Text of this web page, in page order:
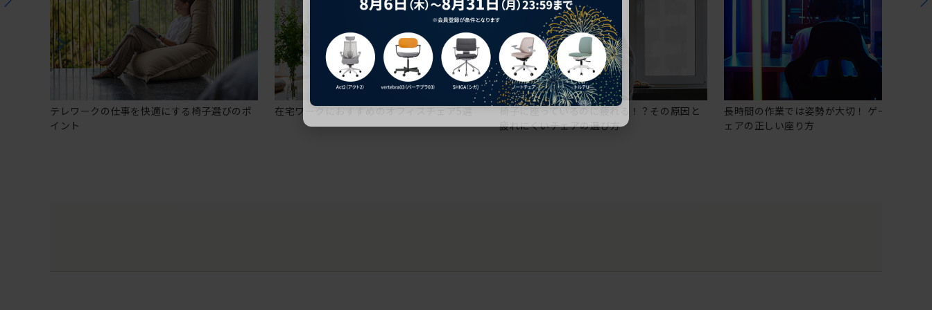
テレワークの仕事を快適にする椅子選びのポ
イント
在宅ワークにおすすめのオフィスチェア5選
椅子に座っているのに疲れる！？その原因と
疲れにくいチェアの選び方
長時間の作業では姿勢が大切！ ゲーミングチ
ェアの正しい座り方